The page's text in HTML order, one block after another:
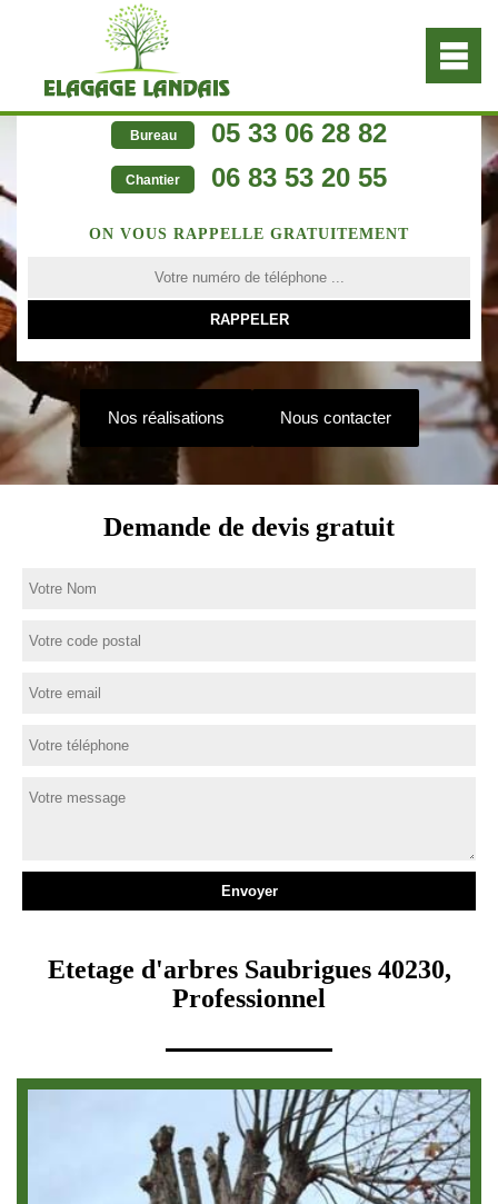
Bureau 05 33 06 28 82
Chantier 06 83 53 20 55
ON VOUS RAPPELLE GRATUITEMENT
Nos réalisations Nous contacter
Demande de devis gratuit
Etetage d'arbres Saubrigues 40230,
Professionnel